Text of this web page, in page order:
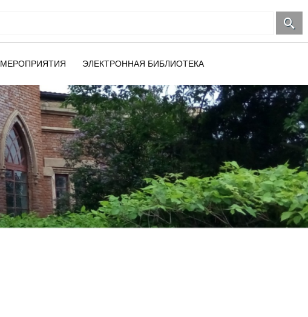
МЕРОПРИЯТИЯ ЭЛЕКТРОННАЯ БИБЛИОТЕКА